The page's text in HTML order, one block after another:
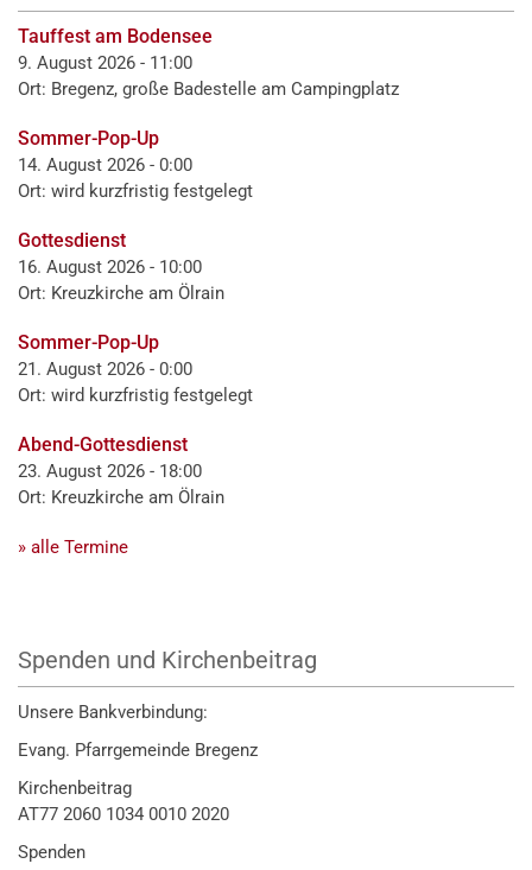
Tauffest am Bodensee
9. August 2026 - 11:00
Ort: Bregenz, große Badestelle am Campingplatz
Sommer-Pop-Up
14. August 2026 - 0:00
Ort: wird kurzfristig festgelegt
Gottesdienst
16. August 2026 - 10:00
Ort: Kreuzkirche am Ölrain
Sommer-Pop-Up
21. August 2026 - 0:00
Ort: wird kurzfristig festgelegt
Abend-Gottesdienst
23. August 2026 - 18:00
Ort: Kreuzkirche am Ölrain
» alle Termine
Spenden und Kirchenbeitrag
Unsere Bankverbindung:
Evang. Pfarrgemeinde Bregenz
Kirchenbeitrag
AT77 2060 1034 0010 2020
Spenden